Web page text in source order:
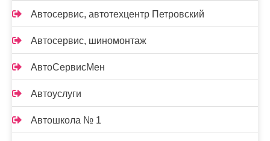
Автосервис, автотехцентр Петровский
Автосервис, шиномонтаж
АвтоСервисМен
Автоуслуги
Автошкола № 1